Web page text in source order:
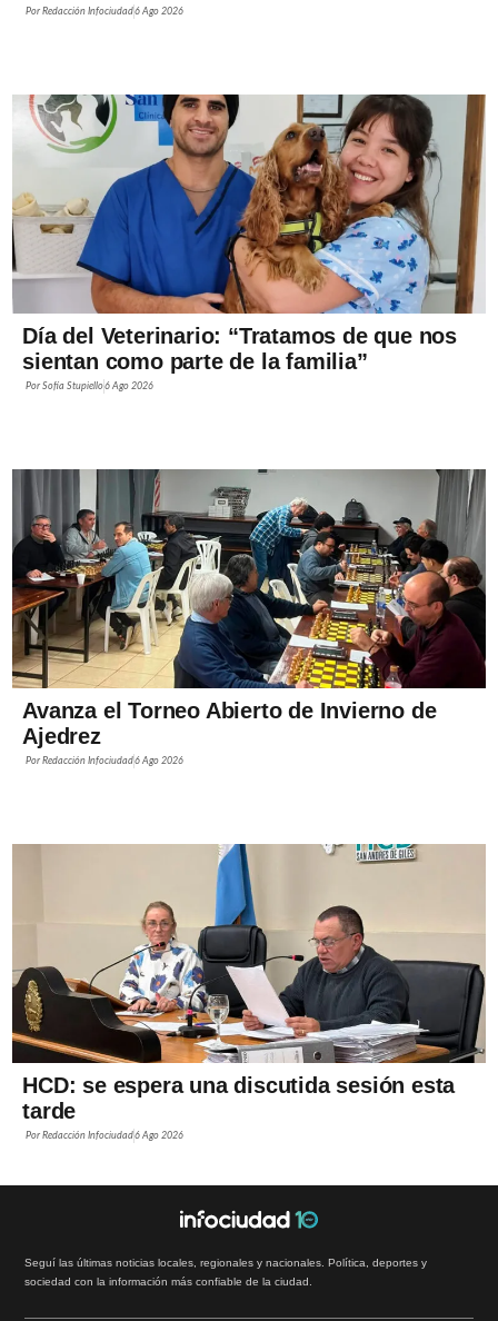
PorRedacción Infociudad6 Ago 2026
Día del Veterinario: “Tratamos de que nos
sientan como parte de la familia”
PorSofía Stupiello6 Ago 2026
Avanza el Torneo Abierto de Invierno de
Ajedrez
PorRedacción Infociudad6 Ago 2026
HCD: se espera una discutida sesión esta
tarde
PorRedacción Infociudad6 Ago 2026
Seguí las últimas noticias locales, regionales y nacionales. Política, deportes y
sociedad con la información más confiable de la ciudad.